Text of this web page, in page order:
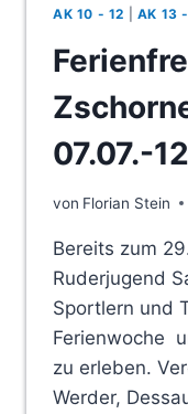
AK 10 - 12 AK 13
07.07.-
von Florian Stein
Bereits zum
Ruderjugend
Sportlern und
Ferienwoche
zu erleben.
Werder,